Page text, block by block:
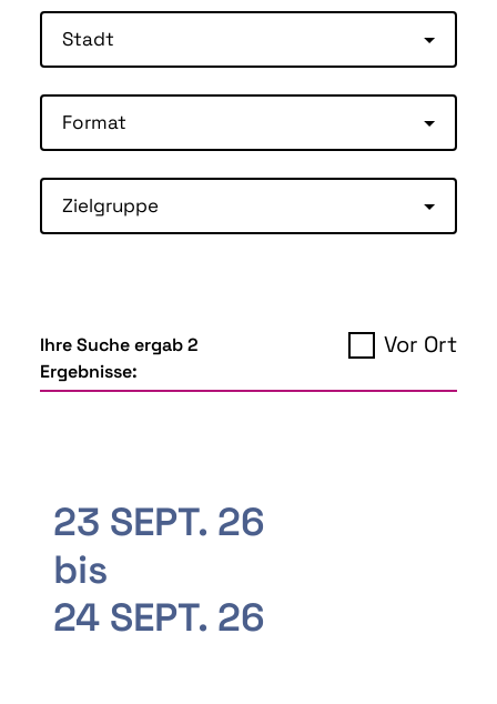
Stadt
Format
Zielgruppe
Ihre Suche ergab 2
Ergebnisse:
Vor Ort
23 SEPT. 26
bis
24 SEPT. 26